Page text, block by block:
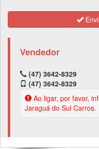
Vendedor
(47) 3642-8329
(47) 3642-8329
Ao ligar, por favor,
Jaraguá do Sul Carros.